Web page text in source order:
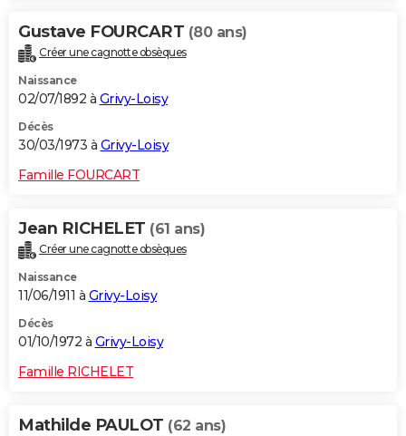
Gustave FOURCART (80 ans)
Créer une cagnotte obsèques
Naissance
02/07/1892 à Grivy-Loisy
Décès
30/03/1973 à Grivy-Loisy
Famille FOURCART
Jean RICHELET (61 ans)
Créer une cagnotte obsèques
Naissance
11/06/1911 à Grivy-Loisy
Décès
01/10/1972 à Grivy-Loisy
Famille RICHELET
Mathilde PAULOT (62 ans)